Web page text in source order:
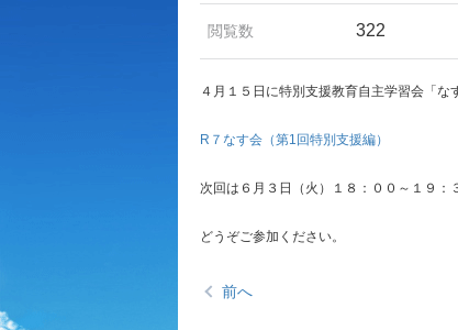
閲覧数 322
４月１５日に特別支援教育自主学習会「な
R７なす会（第1回特別支援編）
次回は６月３日（火）１８：００～１９：
どうぞご参加ください。
前へ